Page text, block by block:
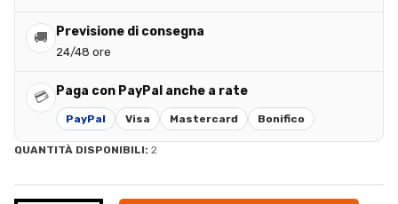
🚚 Previsione di consegna
24/48 ore
💳 Paga con PayPal anche a rate
PayPal Visa Mastercard Bonifico
QUANTITÀ DISPONIBILI: 2